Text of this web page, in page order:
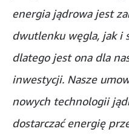
energia jądrowa jest
dwutlenku węgla, jak i
dlatego jest ona dla
inwestycji. Nasze
nowych technologii
dostarczać energię